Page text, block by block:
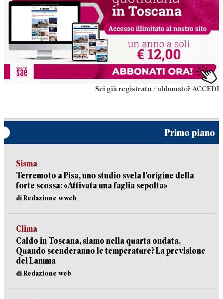
Sei già registrato / abbonato? ACCEDI
Primo piano
Sisma
Terremoto a Pisa, uno studio svela l’origine della
forte scossa: «Attivata una faglia sepolta»
di Redazione wweb
Clima
Caldo in Toscana, siamo nella quarta ondata.
Quando scenderanno le temperature? La previsione
del Lamma
di Redazione web